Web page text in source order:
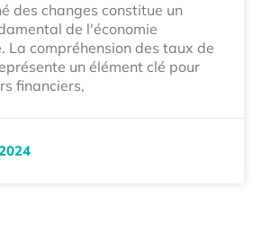
des changes constitue un
de l'économie
La compréhension des taux de
un élément clé pour
financiers,